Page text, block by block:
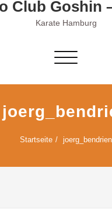
Club Goshin
Karate Hamburg
Schalte
Startseite joerg_bendrien